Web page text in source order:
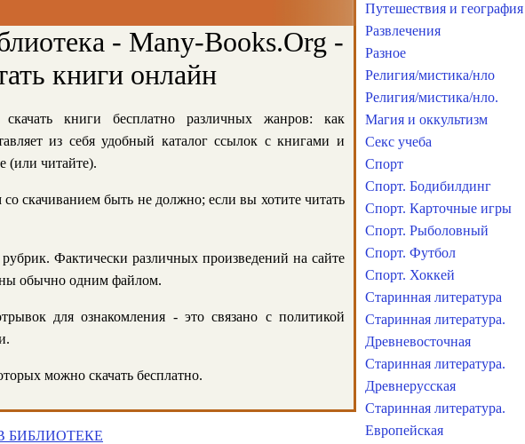
- Many-Books.Org -
книги онлайн
книги бесплатно различных жанров: как
из себя удобный каталог ссылок с книгами и
(или читайте).
скачиванием быть не должно; если вы хотите читать
Фактически различных произведений на сайте
обычно одним файлом.
для ознакомления - это связано с политикой
можно скачать бесплатно.
БИБЛИОТЕКЕ
Путешествия и география
Развлечения
Разное
Религия/мистика/нло
Религия/мистика/нло.
Магия и оккультизм
Секс учеба
Спорт
Спорт. Бодибилдинг
Спорт. Карточные игры
Спорт. Рыболовный
Спорт. Футбол
Спорт. Хоккей
Старинная литература
Старинная литература.
Древневосточная
Старинная литература.
Древнерусская
Старинная литература.
Европейская